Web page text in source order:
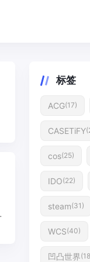
标签
ACG(17)
CASETiFY
cos(25)
IDO(22)
steam(31)
WCS(40)
凹凸世界